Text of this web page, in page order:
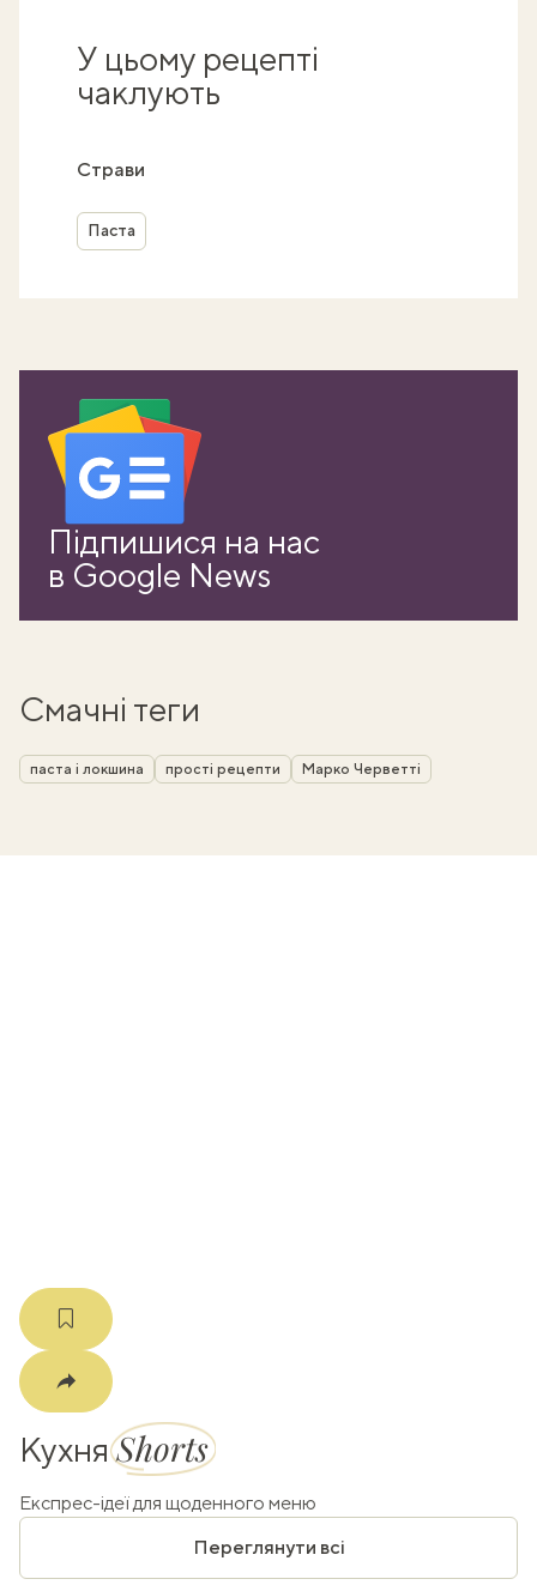
У цьому рецепті
чаклують
Страви
Паста
Підпишися на нас
в Google News
Смачні теги
паста і локшина прості рецепти Марко Черветті
КухняShorts
Експрес-ідеї для щоденного меню
Переглянути всі